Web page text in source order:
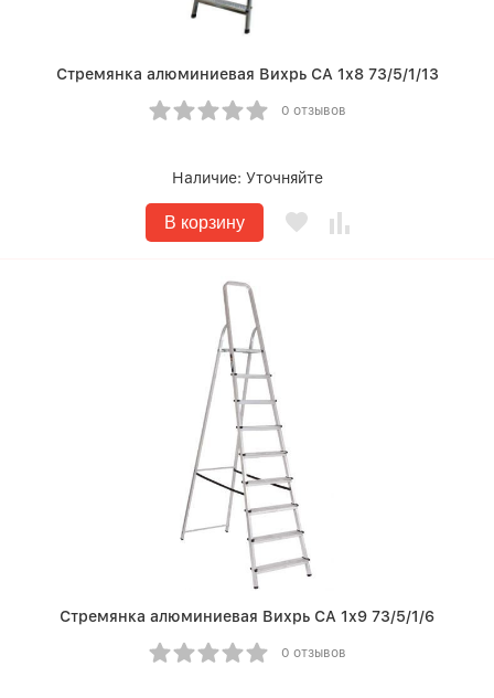
Стремянка алюминиевая Вихрь СА 1х8 73/5/1/13
0 отзывов
Наличие: Уточняйте
В корзину
Стремянка алюминиевая Вихрь СА 1х9 73/5/1/6
0 отзывов